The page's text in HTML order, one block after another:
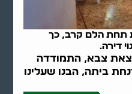
תחת הלם קרב, כך
דירה.
צבא, התמודדה
ביתה, הבנו שעלינו